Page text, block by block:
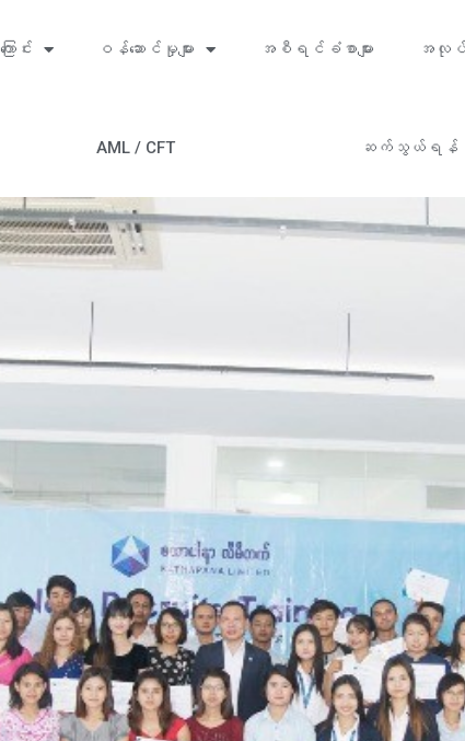
င်း ဝန်ဆောင်မှုများ အစီရင်ခံစာများ အလု
AML / CFT ဆက်သွယ်ရန်